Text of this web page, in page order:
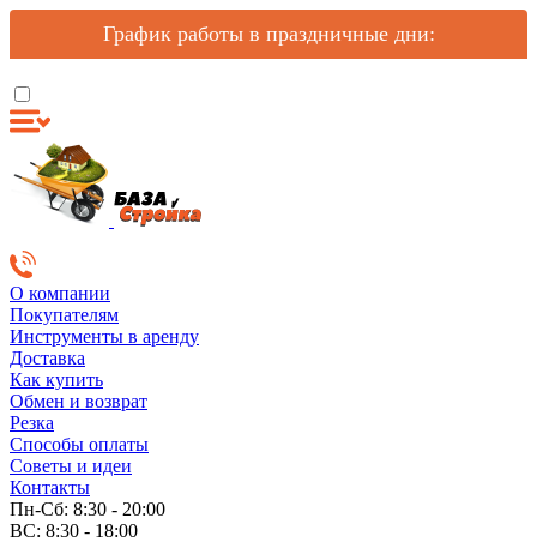
График работы в праздничные дни:
О компании
Покупателям
Инструменты в аренду
Доставка
Как купить
Обмен и возврат
Резка
Способы оплаты
Советы и идеи
Контакты
Пн-Сб: 8:30 - 20:00
ВС: 8:30 - 18:00